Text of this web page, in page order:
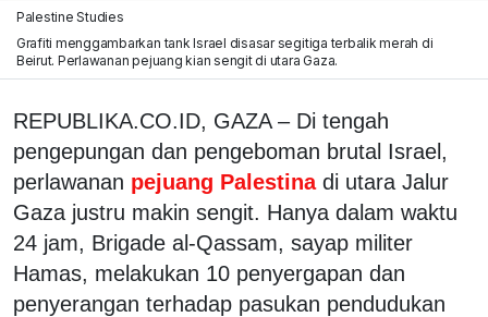
Palestine Studies
Grafiti menggambarkan tank Israel disasar segitiga terbalik merah di
Beirut. Perlawanan pejuang kian sengit di utara Gaza.
REPUBLIKA.CO.ID, GAZA – Di tengah
pengepungan dan pengeboman brutal Israel,
perlawanan pejuang Palestina di utara Jalur
Gaza justru makin sengit. Hanya dalam waktu
24 jam, Brigade al-Qassam, sayap militer
Hamas, melakukan 10 penyergapan dan
penyerangan terhadap pasukan pendudukan